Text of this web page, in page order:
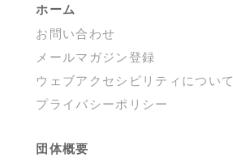
ホーム
お問い合わせ
メールマガジン登録
ウェブアクセシビリティについて
プライバシーポリシー
団体概要